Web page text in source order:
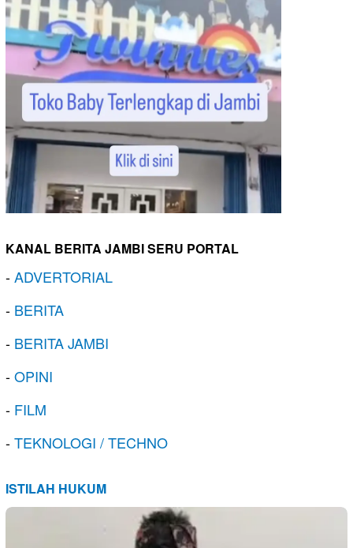
KANAL BERITA JAMBI SERU PORTAL
-ADVERTORIAL
- BERITA
- BERITA JAMBI
-OPINI
- FILM
-TEKNOLOGI / TECHNO
ISTILAH HUKUM